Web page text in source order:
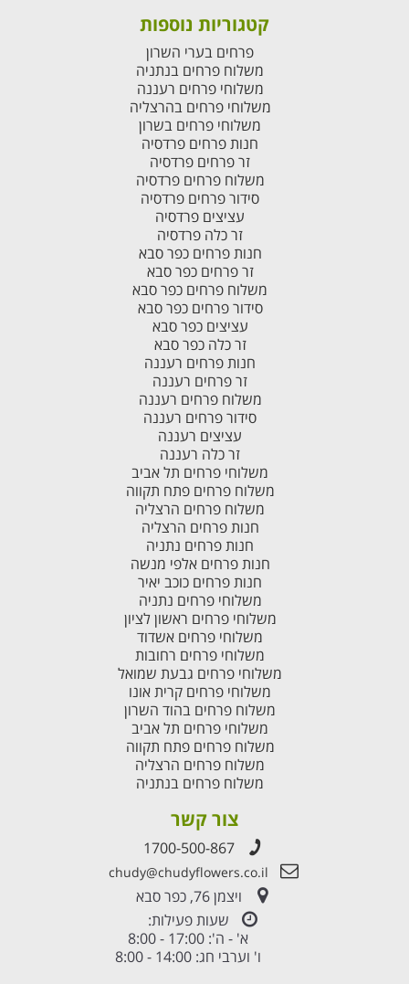
קטגוריות נוספות
פרחים בערי השרון
משלוח פרחים בנתניה
משלוחי פרחים רעננה
משלוחי פרחים בהרצליה
משלוחי פרחים בשרון
חנות פרחים פרדסיה
זר פרחים פרדסיה
משלוח פרחים פרדסיה
סידור פרחים פרדסיה
עציצים פרדסיה
זר כלה פרדסיה
חנות פרחים כפר סבא
זר פרחים כפר סבא
משלוח פרחים כפר סבא
סידור פרחים כפר סבא
עציצים כפר סבא
זר כלה כפר סבא
חנות פרחים רעננה
זר פרחים רעננה
משלוח פרחים רעננה
סידור פרחים רעננה
עציצים רעננה
זר כלה רעננה
משלוחי פרחים תל אביב
משלוח פרחים פתח תקווה
משלוח פרחים הרצליה
חנות פרחים הרצליה
חנות פרחים נתניה
חנות פרחים אלפי מנשה
חנות פרחים כוכב יאיר
משלוחי פרחים נתניה
משלוחי פרחים ראשון לציון
משלוחי פרחים אשדוד
משלוחי פרחים רחובות
משלוחי פרחים גבעת שמואל
משלוחי פרחים קרית אונו
משלוח פרחים בהוד השרון
משלוחי פרחים תל אביב
משלוח פרחים פתח תקווה
משלוח פרחים הרצליה
משלוח פרחים בנתניה
צור קשר
1700-500-867
chudy@chudyflowers.co.il
ויצמן 76, כפר סבא
שעות פעילות:
א' - ה': 17:00 - 8:00
ו' וערבי חג: 14:00 - 8:00